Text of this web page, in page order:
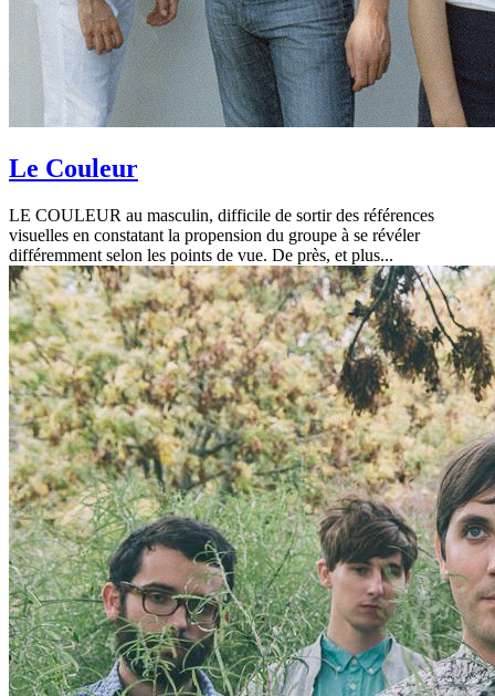
Le Couleur
LE COULEUR au masculin, difficile de sortir des références
visuelles en constatant la propension du groupe à se révéler
différemment selon les points de vue. De près, et plus...